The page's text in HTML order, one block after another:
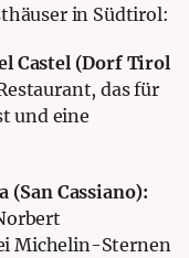
in Südtirol:
Castel (Dorf Tirol
das für
und eine
(San Cassiano):
Michelin-Sternen